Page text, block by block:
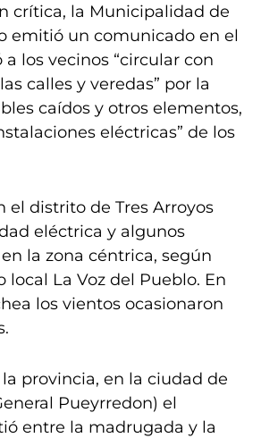
crítica, la Municipalidad de
emitió un comunicado en el
los vecinos “circular con
calles y veredas” por la
caídos y otros elementos,
eléctricas” de los
el distrito de Tres Arroyos
eléctrica y algunos
la zona céntrica, según
local La Voz del Pueblo. En
los vientos ocasionaron
provincia, en la ciudad de
Pueyrredon) el
entre la madrugada y la